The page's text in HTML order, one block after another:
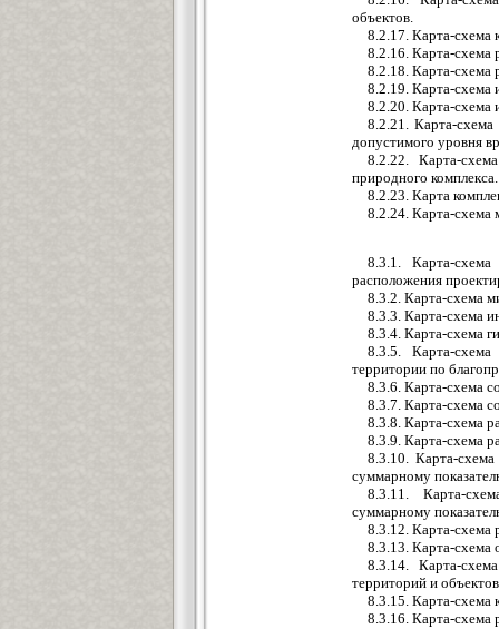
объектов.
8.2.17. Карта-схема
8.2.16. Карта-схема
8.2.18. Карта-схема
8.2.19. Карта-схема
8.2.20. Карта-схема
8.2.21. Карта-
допустимого уровня
8.2.22. Карта-
природного комплекса.
8.2.23. Карта
8.2.24. Карта-
8.3.1. Карта-
расположения
8.3.2. Карта-схема
8.3.3. Карта-схема
8.3.4. Карта-схема
8.3.5. Карта-
территории по
8.3.6. Карта-схема
8.3.7. Карта-схема
8.3.8. Карта-схема
8.3.9. Карта-схема
8.3.10. Карта-
суммарному
8.3.11. Карта-
суммарному
8.3.12. Карта-схема
8.3.13. Карта-схема
8.3.14. Карта-
территорий и
8.3.15. Карта-схема
8.3.16. Карта-схема